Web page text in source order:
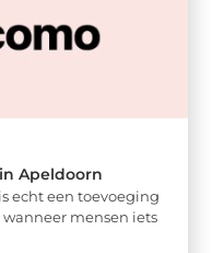
Apeldoorn
echt een toevoeging
wanneer mensen iets